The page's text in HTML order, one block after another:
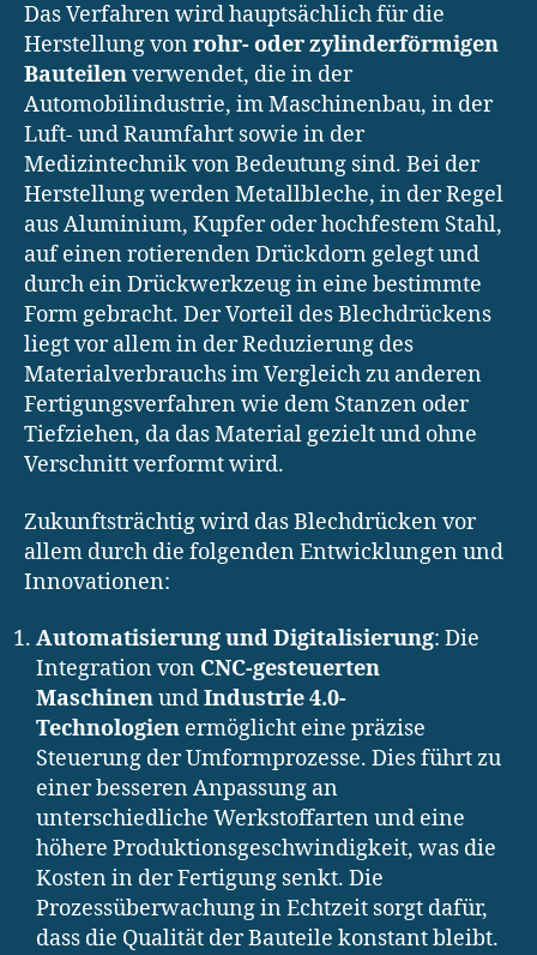
Das Verfahren wird hauptsächlich für die
Herstellung vonrohr- oder zylinderförmigen
Bauteilenverwendet, die in der
Automobilindustrie, im Maschinenbau, in der
Luft- und Raumfahrt sowie in der
Medizintechnik von Bedeutung sind. Bei der
Herstellung werden Metallbleche, in der Regel
aus Aluminium, Kupfer oder hochfestem Stahl,
auf einen rotierenden Drückdorn gelegt und
durch ein Drückwerkzeug in eine bestimmte
Form gebracht. Der Vorteil des Blechdrückens
liegt vor allem in der Reduzierung des
Materialverbrauchs im Vergleich zu anderen
Fertigungsverfahren wie dem Stanzen oder
Tiefziehen, da das Material gezielt und ohne
Verschnitt verformt wird.
Zukunftsträchtig wird das Blechdrücken vor
allem durch die folgenden Entwicklungen und
Innovationen:
Automatisierung und Digitalisierung: Die
Integration von CNC-gesteuerten
MaschinenundIndustrie 4.0-
Technologien ermöglicht eine präzise
Steuerung der Umformprozesse. Dies führt zu
einer besseren Anpassung an
unterschiedliche Werkstoffarten und eine
höhere Produktionsgeschwindigkeit, was die
Kosten in der Fertigung senkt. Die
Prozessüberwachung in Echtzeit sorgt dafür,
dass die Qualität der Bauteile konstant bleibt.